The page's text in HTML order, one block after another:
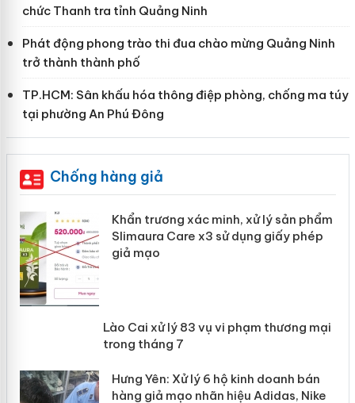
chức Thanh tra tỉnh Quảng Ninh
Phát động phong trào thi đua chào mừng Quảng Ninh
trở thành thành phố
TP.HCM: Sân khấu hóa thông điệp phòng, chống ma túy
tại phường An Phú Đông
Chống hàng giả
Khẩn trương xác minh, xử lý sản phẩm
Slimaura Care x3 sử dụng giấy phép
giả mạo
Lào Cai xử lý 83 vụ vi phạm thương
mại trong tháng 7